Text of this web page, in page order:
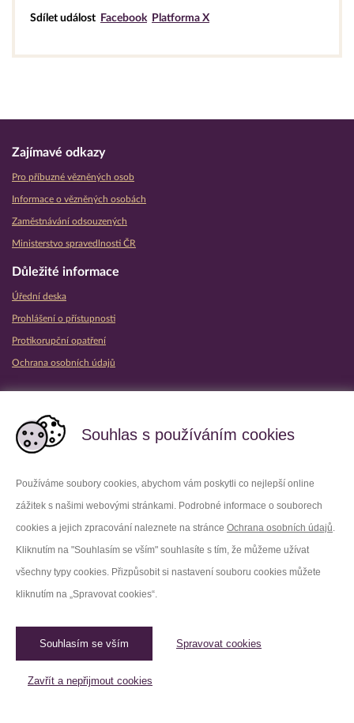
Souhlas s používáním cookies
Používáme soubory cookies, abychom vám poskytli co nejlepší online
zážitek s našimi webovými stránkami. Podrobné informace o souborech
cookies a jejich zpracování naleznete na stránce Ochrana osobních údajů.
Kliknutím na "Souhlasím se vším" souhlasíte s tím, že můžeme užívat
všechny typy cookies. Přizpůsobit si nastavení souboru cookies můžete
kliknutím na „Spravovat cookies“.
Souhlasím se vším Spravovat cookies
Zavřít a nepřijmout cookies
Sdílet událost Facebook Platforma X
Zajímavé odkazy
Pro příbuzné vězněných osob
Informace o vězněných osobách
Zaměstnávání odsouzených
Ministerstvo spravedlnosti ČR
Důležité informace
Úřední deska
Prohlášení o přístupnosti
Protikorupční opatření
Ochrana osobních údajů
Facebook Youtube
LinkedIn
Spravovat cookies